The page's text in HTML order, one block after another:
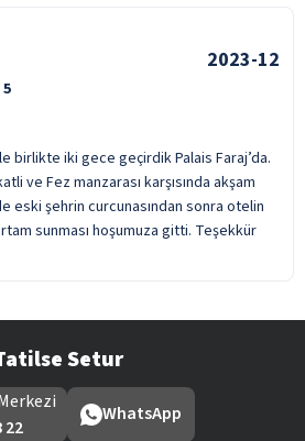
2023-12
birlikte iki gece geçirdik Palais Faraj’da.
ve Fez manzarası karşısında akşam
eski şehrin curcunasından sonra otelin
sunması hoşumuza gitti. Teşekkür
Setur
22
WhatsApp